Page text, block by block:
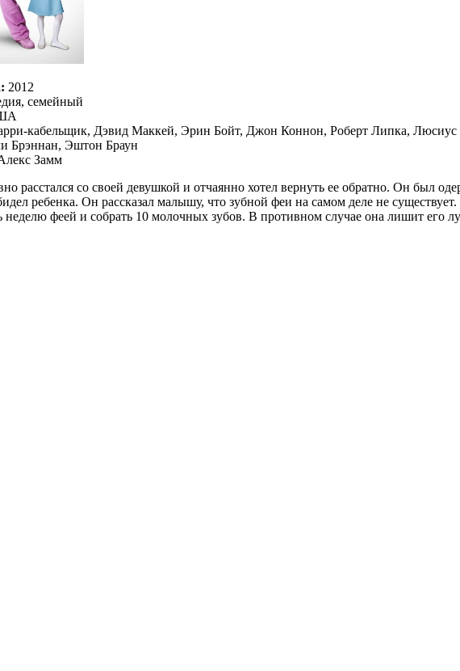
2012
семейный
кабельщик, Дэвид Маккей, Эрин Бойт, Джон Коннон, Роберт Липка, Люсиус
Брэннан, Эштон Браун
Замм
расстался со своей девушкой и отчаянно хотел вернуть ее обратно. Он был
ребенка. Он рассказал малышу, что зубной феи на самом деле не существует.
неделю феей и собрать 10 молочных зубов. В противном случае она лишит его